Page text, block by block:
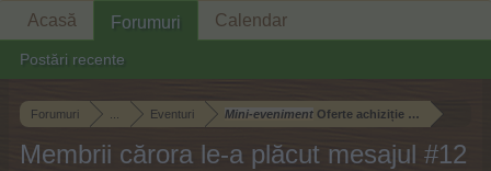
Forumuri Eventuri Mini-eveniment Oferte achiziție pet
Membrii cărora le-a plăcut mesajul #12
Acasă Forumuri
Postări recente
Calendar